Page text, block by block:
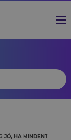
JÓ, HA MINDENT